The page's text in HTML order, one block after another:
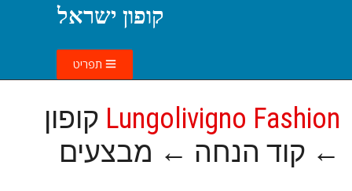
קופון ישראל
תפריט
Lungolivigno Fashion קופון
← קוד הנחה ← מבצעים